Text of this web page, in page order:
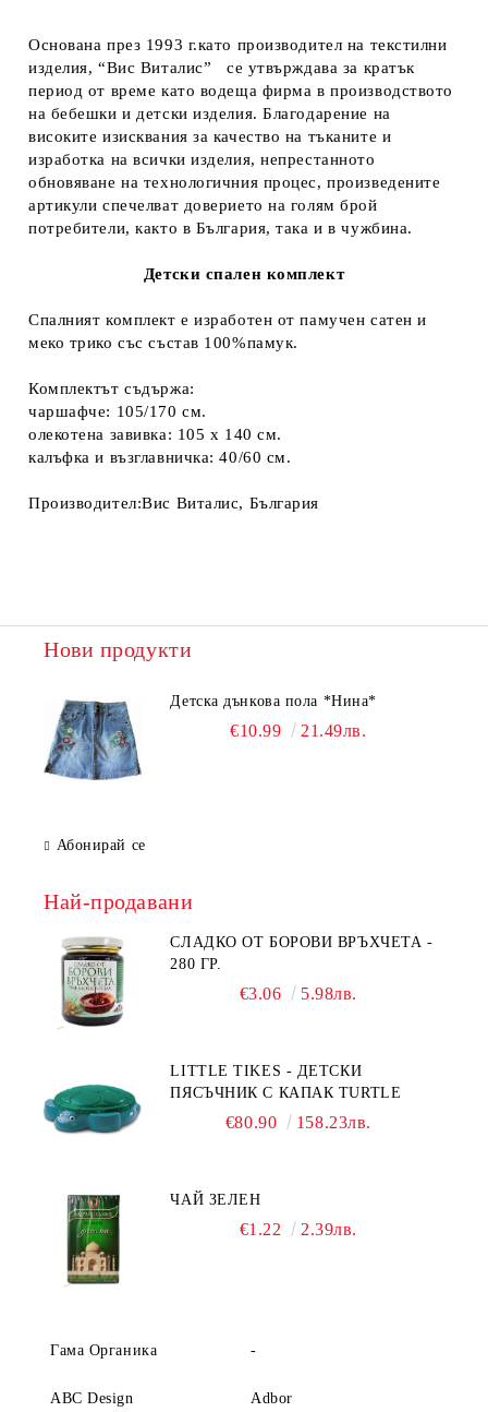
Основана през 1993 г.като производител на текстилни
изделия, “Вис Виталис” се утвърждава за кратък
период от време като водеща фирма в производството
на бебешки и детски изделия. Благодарение на
високите изисквания за качество на тъканите и
изработка на всички изделия, непрестанното
обновяване на технологичния процес, произведените
артикули спечелват доверието на голям брой
потребители, както в България, така и в чужбина.
Детски спален комплект
Спалният комплект е изработен отпамучен сатени
меко трико със състав 100%памук.
Комплектът съдържа:
чаршафче: 105/170 см.
олекотена завивка: 105 х 140 см.
калъфка и възглавничка: 40/60 см.
Производител:Вис Виталис, България
Нови продукти
Детска дънкова пола *Нина*
€10.99 21.49лв.
Абонирай се
Най-продавани
СЛАДКО ОТ БОРОВИ ВРЪХЧЕТА -
280 ГР.
€3.06 5.98лв.
LITTLE TIKES - ДЕТСКИ
ПЯСЪЧНИК С КАПАК TURTLE
€80.90 158.23лв.
ЧАЙ ЗЕЛЕН
€1.22 2.39лв.
Гама Органика -
ABC Design Adbor